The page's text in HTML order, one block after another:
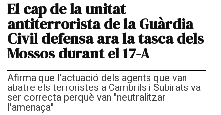
El cap de la unitat
antiterrorista de la Guàrdia
Civil defensa ara la tasca dels
Mossos durant el 17-A
Afirma que l'actuació dels agents que van
abatre els terroristes a Cambrils i Subirats va
ser correcta perquè van "neutralitzar
l'amenaça"